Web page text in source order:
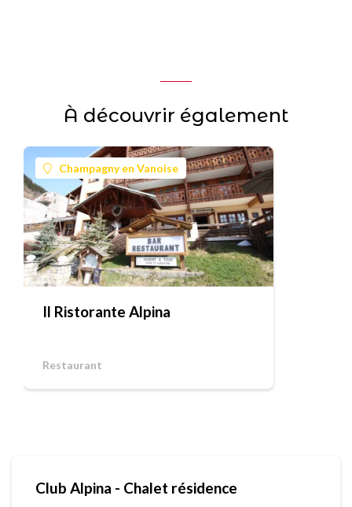
À découvrir également
Champagny en Vanoise
Il Ristorante Alpina
Restaurant
Club Alpina - Chalet résidence